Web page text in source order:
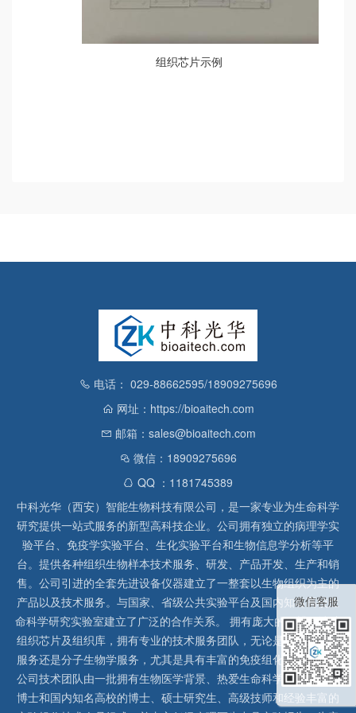
组织芯片示例
电话： 029-88662595/18909275696
网址：https://bioaitech.com
邮箱：sales@bioaitech.com
微信：18909275696
QQ ：1181745389
中科光华（西安）智能生物科技有限公司，是一家专业为生命科学
研究提供一站式服务的新型高科技企业。公司拥有独立的病理学实
验平台、免疫学实验平台、生化实验平台和生物信息学分析等平
台。提供各种组织生物样本技术服务、研发、产品开发、生产和销
售。公司引进的全套先进设备仪器建立了一整套以生物组织为主的
产品以及技术服务。与国家、省级公共实验平台及国内知名高校生
命科学研究实验室建立了广泛的合作关系。 拥有庞大的石蜡、冰冻
组织芯片及组织库，拥有专业的技术服务团队，无论是形态病理学
服务还是分子生物学服务，尤其是具有丰富的免疫组化实验经验，
公司技术团队由一批拥有生物医学背景、热爱生命科学研究的留美
博士和国内知名高校的博士、硕士研究生、高级技师和经验丰富的
微信客服